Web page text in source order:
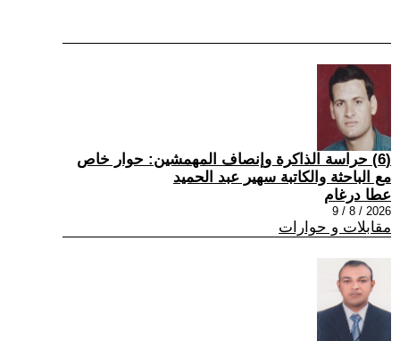
(6) حراسة الذاكرة وإنصاف المهمشين: حوار خاص
مع الباحثة والكاتبة سهير عبد الحميد
عطا درغام
2026 / 8 / 9
مقابلات و حوارات